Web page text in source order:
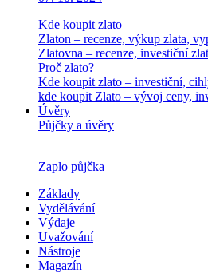
Kde koupit zlato
Zlaton – recenze, výkup zlata,
Zlatovna – recenze, investiční
Proč zlato?
Kde koupit zlato – investiční,
kde koupit Zlato – vývoj ceny,
Úvěry
Půjčky a úvěry
Zaplo půjčka
Základy
Vydělávání
Výdaje
Uvažování
Nástroje
Magazín